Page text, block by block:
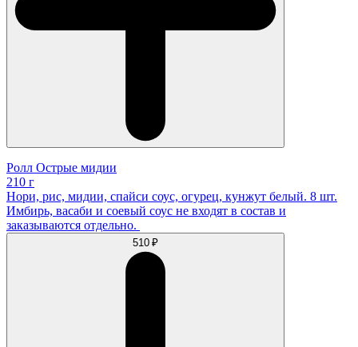
Ролл Острые мидии
210 г
Нори, рис, мидии, спайси соус, огурец, кунжут белый. 8 шт.
Имбирь, васаби и соевый соус не входят в состав и
заказываются отдельно.
510 ₽